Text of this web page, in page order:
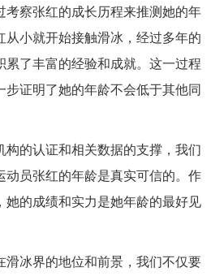
考察张红的成长历程来推测她的年
从小就开始接触滑冰，经过多年的
累了丰富的经验和成就。这一过程
步证明了她的年龄不会低于其他同
构的认证和相关数据的支撑，我们
动员张红的年龄是真实可信的。作
她的成绩和实力是她年龄的最好见
滑冰界的地位和前景，我们不仅要